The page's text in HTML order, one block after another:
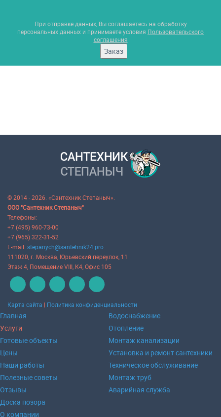
При отправке данных, Вы соглашаетесь на обработку
персональных данных и принимаете условия Пользовательского
соглашения
Заказ
© 2014 - 2026. «Сантехник Степаныч».
ООО "Сантехник Степаныч"
Телефоны:
+7 (495) 960-73-00
+7 (965) 322-31-52
E-mail: stepanych@santehnik24.pro
111020 , г. Москва Юрьевский переулок, 11
Этаж 4, Помещение VIII, К4, Офис 105
Карта сайта | Политика конфиденциальности
Главная
Услуги
Готовые объекты
Цены
Наши работы
Полезные советы
Отзывы
Доска позора
О компании
Водоснабжение
Отопление
Монтаж канализации
Установка и ремонт сантехники
Техническое обслуживание
Монтаж труб
Аварийная служба